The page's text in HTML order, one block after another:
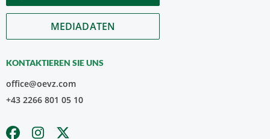
MEDIADATEN
KONTAKTIEREN SIE UNS
office@oevz.com
+43 2266 801 05 10